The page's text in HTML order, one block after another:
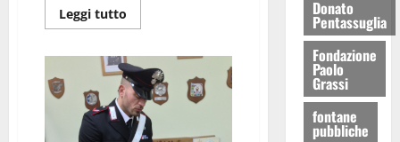
Leggi tutto Donato
Pentassuglia
Fondazione
Paolo
Grassi
fontane
pubbliche